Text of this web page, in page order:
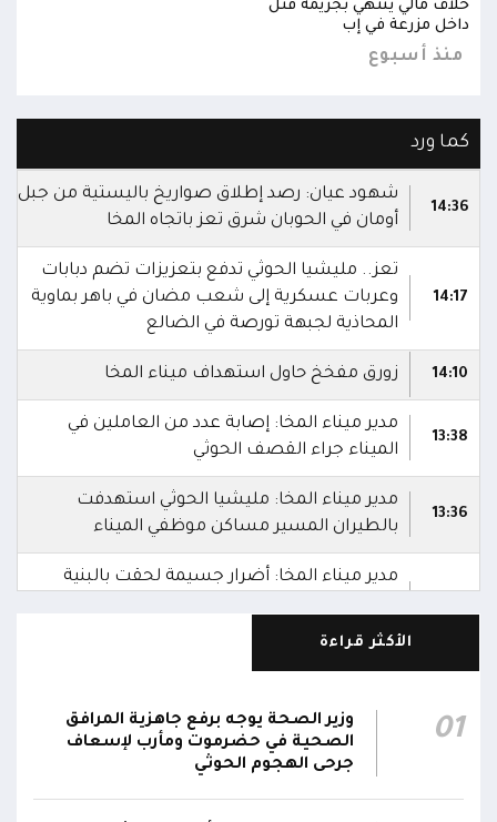
خلاف مالي ينتهي بجريمة قتل
داخل مزرعة في إب
منذ أسبوع
كما ورد
14:36
شهود عيان: رصد إطلاق صواريخ باليستية من جبل
أومان في الحوبان شرق تعز باتجاه المخا
14:17
تعز.. مليشيا الحوثي تدفع بتعزيزات تضم دبابات
وعربات عسكرية إلى شعب مضان في باهر بماوية
المحاذية لجبهة تورصة في الضالع
14:10 زورق مفخخ حاول استهداف ميناء المخا
13:38
مدير ميناء المخا: إصابة عدد من العاملين في
الميناء جراء القصف الحوثي
13:36
مدير ميناء المخا: مليشيا الحوثي استهدفت
بالطيران المسير مساكن موظفي الميناء
مدير ميناء المخا: أضرار جسيمة لحقت بالبنية
قطاعاته
المخا
مليشيا الحوثي تواصل استهداف ميناء المخا حتى
الأكثر قراءة
01
وزير الصحة يوجه برفع جاهزية المرافق
الصحية في حضرموت ومأرب لإسعاف
جرحى الهجوم الحوثي